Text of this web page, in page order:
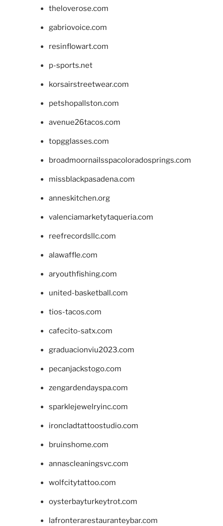
theloverose.com
gabriovoice.com
resinflowart.com
p-sports.net
korsairstreetwear.com
petshopallston.com
avenue26tacos.com
topgglasses.com
broadmoornailsspacoloradosprings.com
missblackpasadena.com
anneskitchen.org
valenciamarketytaqueria.com
reefrecordsllc.com
alawaffle.com
aryouthfishing.com
united-basketball.com
tios-tacos.com
cafecito-satx.com
graduacionviu2023.com
pecanjackstogo.com
zengardendayspa.com
sparklejewelryinc.com
ironcladtattoostudio.com
bruinshome.com
annascleaningsvc.com
wolfcitytattoo.com
oysterbayturkeytrot.com
lafronterarestauranteybar.com